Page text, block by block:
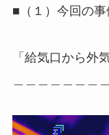
■（１）今回の事
「給気口から外